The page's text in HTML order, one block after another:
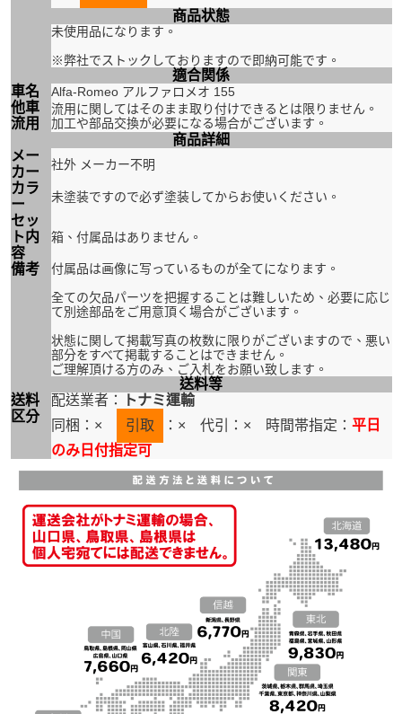
商品状態
未使用品になります。
※弊社でストックしておりますので即納可能です。
適合関係
車名
Alfa-Romeo アルファロメオ 155
他車
流用
流用に関してはそのまま取り付けできるとは限りません。
加工や部品交換が必要になる場合がございます。
商品詳細
メー
カー
社外 メーカー不明
カラ
ー
未塗装ですので必ず塗装してからお使いください。
セッ
ト内
容
箱、付属品はありません。
備考
付属品は画像に写っているものが全てになります。
全ての欠品パーツを把握することは難しいため、必要に応じ
て別途部品をご用意頂く場合がございます。
状態に関して掲載写真の枚数に限りがございますので、悪い
部分をすべて掲載することはできません。
ご理解頂ける方のみ、ご入札をお願い致します。
送料等
送料
区分
配送業者：
トナミ運輸
同梱：×
引取 ：× 代引：× 時間帯指定： 平日
のみ日付指定可